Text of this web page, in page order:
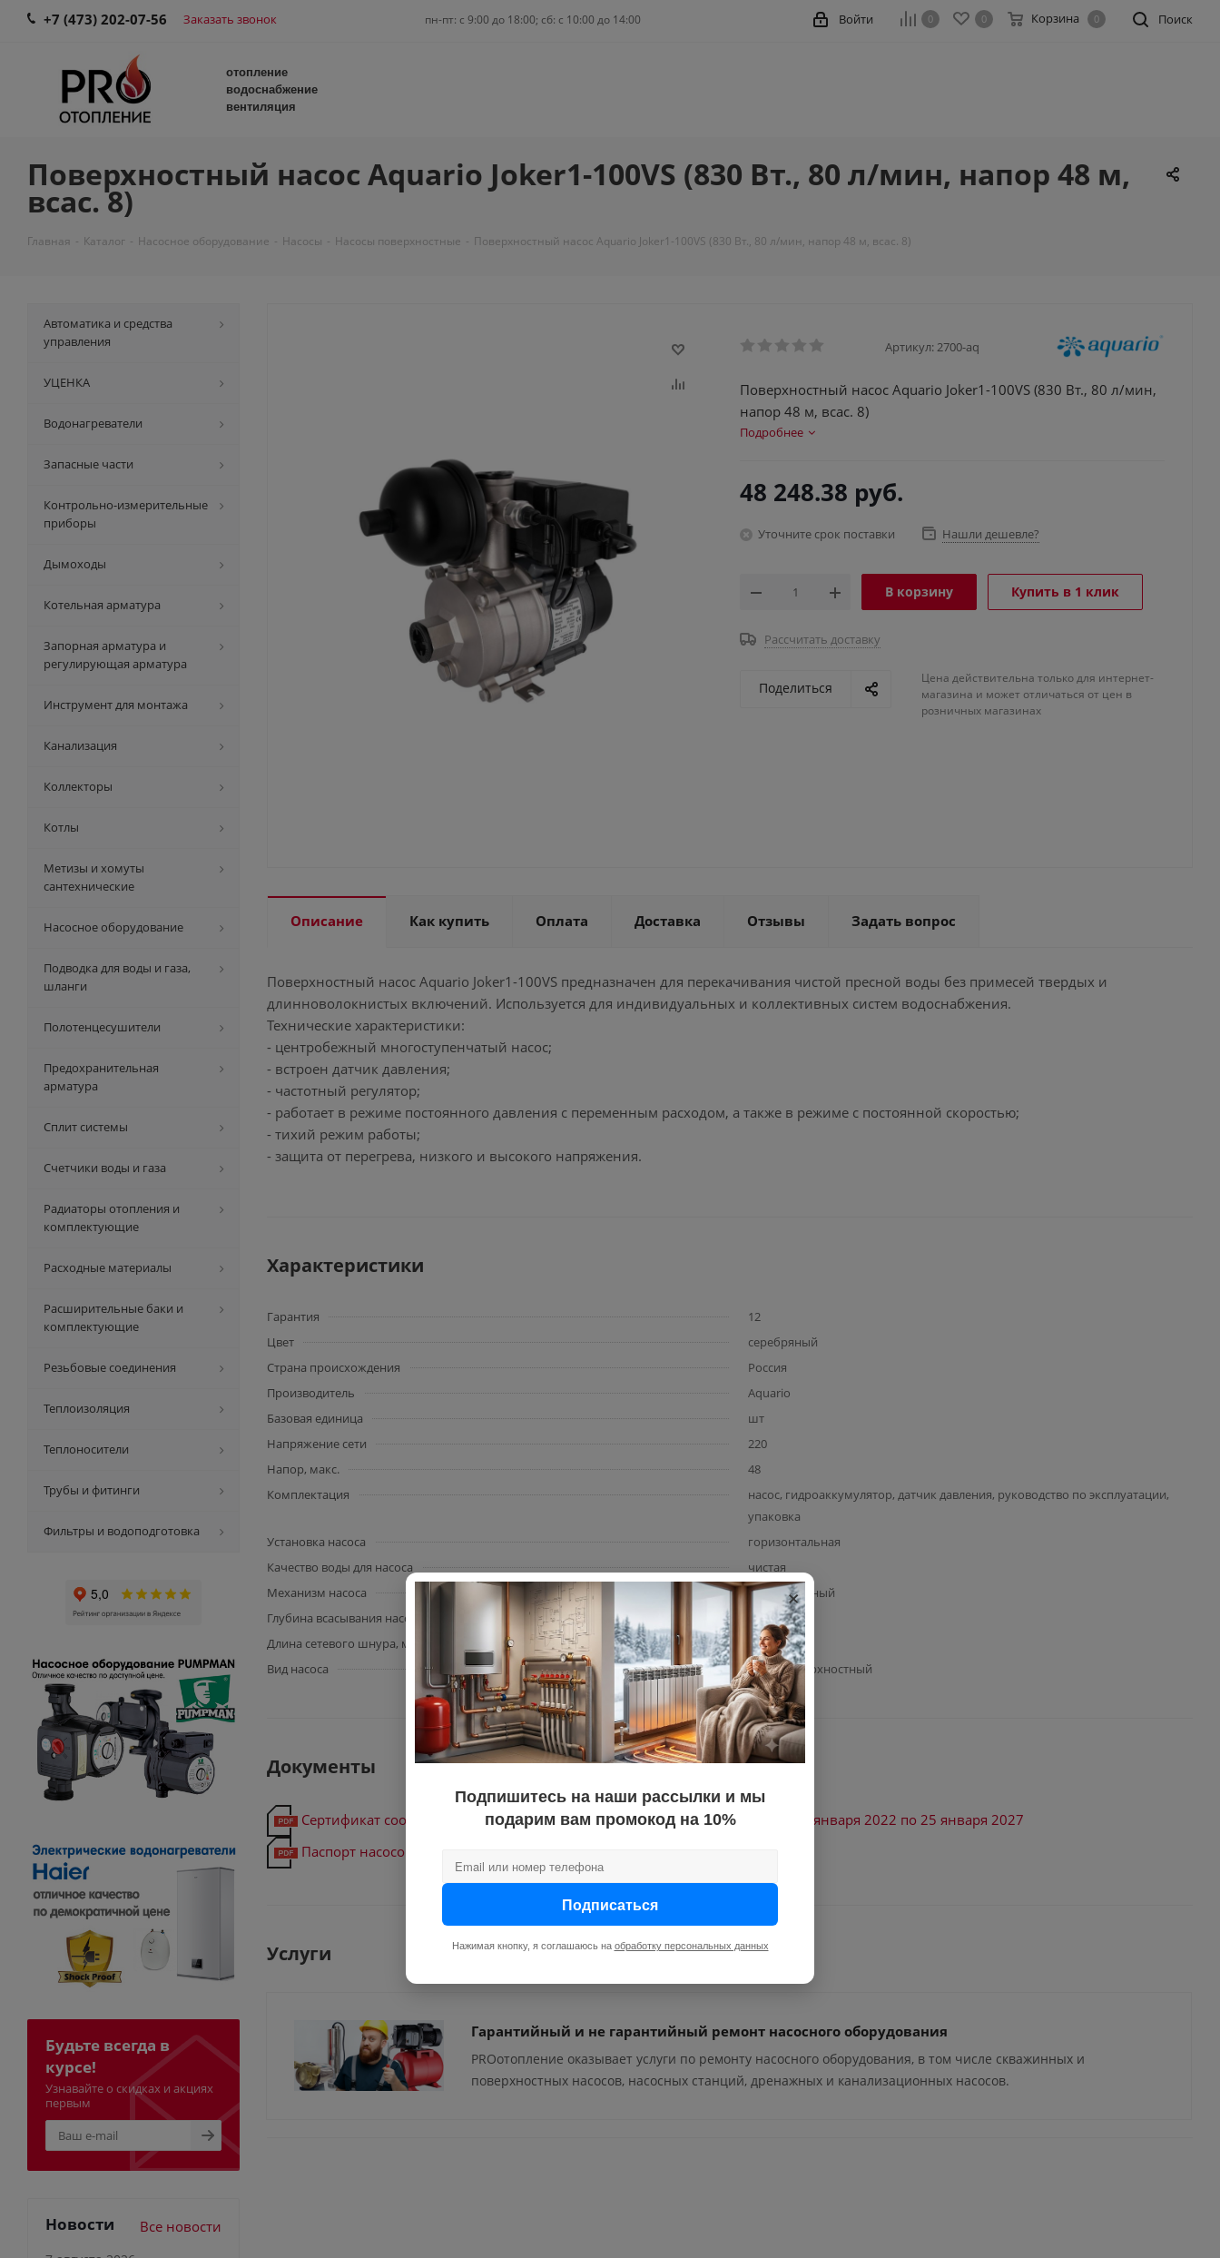
+7 (473) 202-07-56 Заказать звонок пн-пт: c 9:00 до 18:00; сб: с 10:00 до 14:00 Поиск
0 0 Корзина 0
Войти
отопление
водоснабжение
вентиляция
Поверхностный насос Aquario Joker1-100VS (830 Вт., 80 л/мин, напор 48 м,
всас. 8)
Главная - Каталог - Насосное оборудование - Насосы - Насосы поверхностные - Поверхностный насос Aquario Joker1-100VS (830 Вт., 80 л/мин, напор 48 м, всас. 8)
Артикул:2700-aq
Поверхностный насос Aquario Joker1-100VS (830 Вт., 80 л/мин,
напор 48 м, всас. 8)
Подробнее
48 248.38 руб.
Уточните срок поставки Нашли дешевле?
В корзину Купить в 1 клик
Рассчитать доставку
Поделиться
Цена действительна только для интернет-
магазина и может отличаться от цен в
розничных магазинах
Описание Как купить Оплата Доставка Отзывы Задать вопрос
Поверхностный насос Aquario Joker1-100VS предназначен для перекачивания чистой пресной воды без примесей твердых и
длинноволокнистых включений. Используется для индивидуальных и коллективных систем водоснабжения.
Технические характеристики:
- центробежный многоступенчатый насос;
- встроен датчик давления;
- частотный регулятор;
- работает в режиме постоянного давления с переменным расходом, а также в режиме с постоянной скоростью;
- тихий режим работы;
- защита от перегрева, низкого и высокого напряжения.
Характеристики
Гарантия
12
Цвет
серебряный
Страна происхождения
Россия
Производитель
Aquario
Базовая единица
шт
Напряжение сети
220
Напор, макс.
48
Комплектация
насос, гидроаккумулятор, датчик давления, руководство по эксплуатации,
упаковка
Установка насоса
горизонтальная
Качество воды для насоса
чистая
Механизм насоса
центробежный
Глубина всасывания насоса
8
Длина сетевого шнура, м.
1.8
Вид насоса
насос поверхностный
Документы
Сертификат соответствия насосов насосов и насосных станций Aquario с 26 января 2022 по 25 января 2027
Паспорт насосов Aquario серий Joker1-100VS
Услуги
Гарантийный и не гарантийный ремонт насосного оборудования
PROотопление оказывает услуги по ремонту насосного оборудования, в том числе скважинных и
поверхностных насосов, насосных станций, дренажных и канализационных насосов.
Автоматика и средства
управления
УЦЕНКА
Водонагреватели
Запасные части
Контрольно-измерительные
приборы
Дымоходы
Котельная арматура
Запорная арматура и
регулирующая арматура
Инструмент для монтажа
Канализация
Коллекторы
Котлы
Метизы и хомуты
сантехнические
Насосное оборудование
Подводка для воды и газа,
шланги
Полотенцесушители
Предохранительная
арматура
Сплит системы
Счетчики воды и газа
Радиаторы отопления и
комплектующие
Расходные материалы
Расширительные баки и
комплектующие
Резьбовые соединения
Теплоизоляция
Теплоносители
Трубы и фитинги
Фильтры и водоподготовка
Будьте всегда в
курсе!
Узнавайте о скидках и акциях
первым
Новости Все новости
×
Подпишитесь на наши рассылки и мы
подарим вам промокод на 10%
Подписаться
Нажимая кнопку, я соглашаюсь на обработку персональных данных